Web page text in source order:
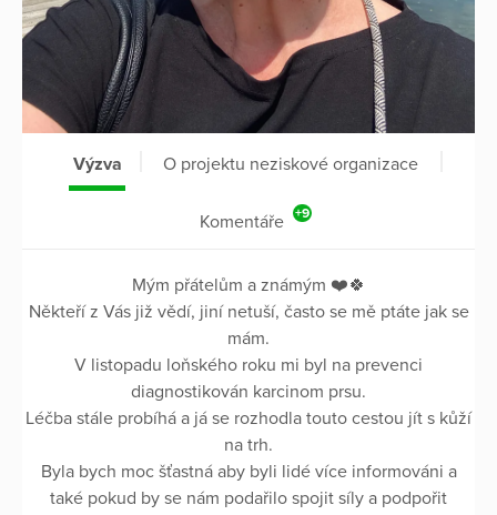
Výzva O projektu neziskové organizace
Komentáře +9
Mým přátelům a známým ❤️🍀
Někteří z Vás již vědí, jiní netuší, často se mě ptáte jak se
mám.
V listopadu loňského roku mi byl na prevenci
diagnostikován karcinom prsu.
Léčba stále probíhá a já se rozhodla touto cestou jít s kůží
na trh.
Byla bych moc šťastná aby byli lidé více informováni a
také pokud by se nám podařilo spojit síly a podpořit